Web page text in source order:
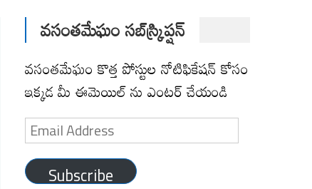
వసంతమేఘం సబ్‌స్క్రిప్షన్
వసంతమేఘం కొత్త పోస్టుల నోటిఫికేషన్ కోసం
ఇక్కడ మీ ఈమెయిల్ ను ఎంటర్ చేయండి
Email
Address
Subscribe